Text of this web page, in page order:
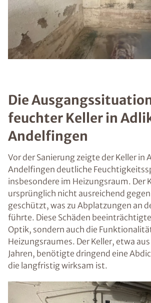
Die
feuchter Keller in
Andelfingen
Vor der Sanierung zeigte der Keller in
Andelfingen deutliche
insbesondere im Heizungsraum. Der
ursprünglich nicht ausreichend
geschützt, was zu Abplatzungen an
führte. Diese Schäden
Optik, sondern auch die
Heizungsraumes. Der Keller, etwa
Jahren, benötigte dringend eine
die langfristig wirksam ist.